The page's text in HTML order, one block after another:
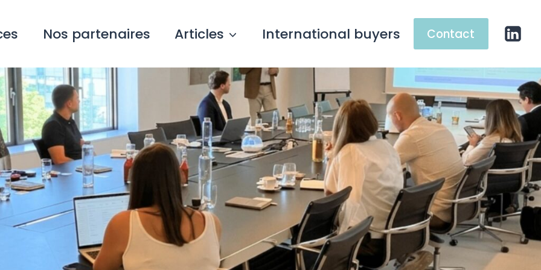
Nos partenaires Articles International buyers Contact